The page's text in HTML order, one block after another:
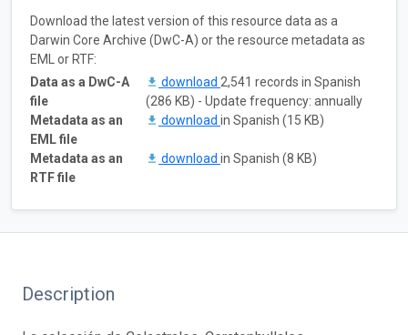
Download the latest version of this resource data as a
Darwin Core Archive (DwC-A) or the resource metadata as
EML or RTF:
Data as a DwC-A
file
download 2,541 records in Spanish
(286 KB) - Update frequency: annually
Metadata as an
EML file
download in Spanish (15 KB)
Metadata as an
RTF file
download in Spanish (8 KB)
Description